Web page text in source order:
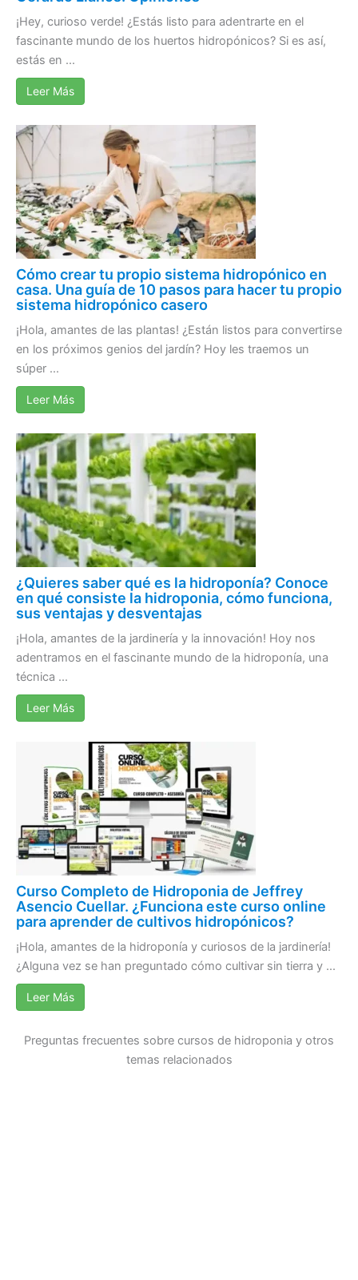
¡Hey, curioso verde! ¿Estás listo para adentrarte en el
fascinante mundo de los huertos hidropónicos? Si es así,
estás en ...
Leer Más
Cómo crear tu propio sistema hidropónico en
casa. Una guía de 10 pasos para hacer tu propio
sistema hidropónico casero
¡Hola, amantes de las plantas! ¿Están listos para convertirse
en los próximos genios del jardín? Hoy les traemos un
súper ...
Leer Más
¿Quieres saber qué es la hidroponía? Conoce
en qué consiste la hidroponia, cómo funciona,
sus ventajas y desventajas
¡Hola, amantes de la jardinería y la innovación! Hoy nos
adentramos en el fascinante mundo de la hidroponía, una
técnica ...
Leer Más
Curso Completo de Hidroponia de Jeffrey
Asencio Cuellar. ¿Funciona este curso online
para aprender de cultivos hidropónicos?
¡Hola, amantes de la hidroponía y curiosos de la jardinería!
¿Alguna vez se han preguntado cómo cultivar sin tierra y ...
Leer Más
Preguntas frecuentes sobre cursos de hidroponia y otros
temas relacionados